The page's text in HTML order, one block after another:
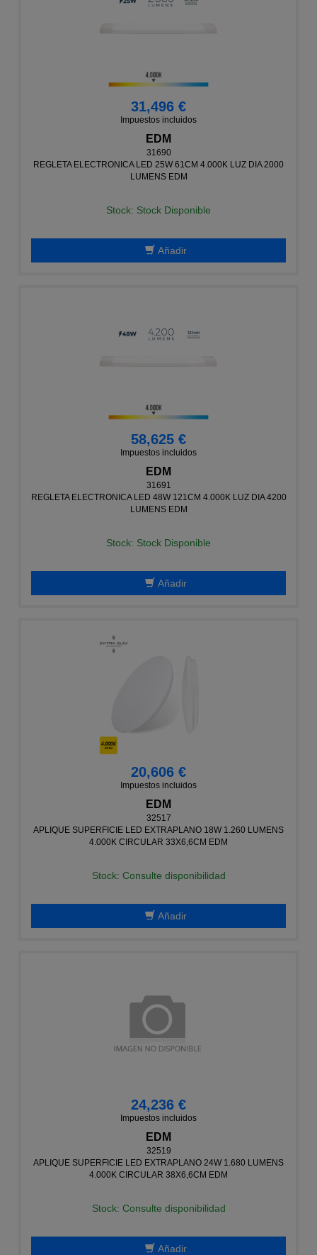
31,496 €
Impuestos incluidos
EDM
31690
REGLETA ELECTRONICA LED 25W 61CM 4.000K LUZ DIA 2000
LUMENS EDM
Stock: Stock Disponible
Añadir
58,625 €
Impuestos incluidos
EDM
31691
REGLETA ELECTRONICA LED 48W 121CM 4.000K LUZ DIA 4200
LUMENS EDM
Stock: Stock Disponible
Añadir
20,606 €
Impuestos incluidos
EDM
32517
APLIQUE SUPERFICIE LED EXTRAPLANO 18W 1.260 LUMENS
4.000K CIRCULAR 33X6,6CM EDM
Stock: Consulte disponibilidad
Añadir
24,236 €
Impuestos incluidos
EDM
32519
APLIQUE SUPERFICIE LED EXTRAPLANO 24W 1.680 LUMENS
4.000K CIRCULAR 38X6,6CM EDM
Stock: Consulte disponibilidad
Añadir